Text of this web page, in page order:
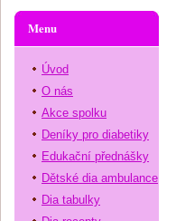
Menu
Úvod
O nás
Akce spolku
Deníky pro diabetiky
Edukační přednášky
Dětské dia ambulance
Dia tabulky